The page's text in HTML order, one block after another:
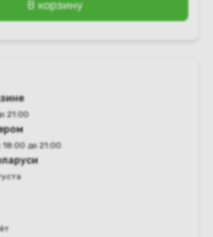
В корзину
21:00
до 21:00